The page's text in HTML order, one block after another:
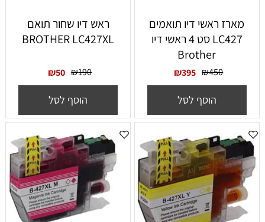
‏מארז ראשי דיו תואמים
LC427 סט 4 ראשי דיו
Brother
₪450
₪395
הוסף לסל
ראש דיו שחור תואם
BROTHER LC427XL
₪190
₪50
הוסף לסל